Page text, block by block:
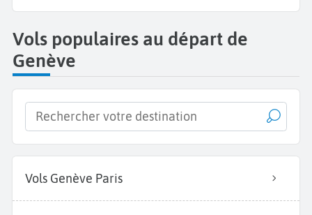
Vols populaires au départ de
Genève
Vols Genève Paris